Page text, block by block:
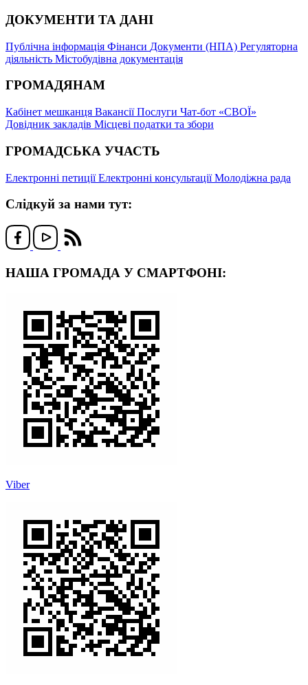
ДОКУМЕНТИ ТА ДАНІ
Публічна інформація Фінанси Документи (НПА) Регуляторна
діяльність Містобудівна документація
ГРОМАДЯНАМ
Кабінет мешканця ВакансіїПослуги Чат-бот «СВОЇ»
Довідник закладів Місцеві податки та збори
ГРОМАДСЬКА УЧАСТЬ
Електронні петиціїЕлектронні консультаціїМолодіжна рада
Слідкуй за нами тут:
НАША ГРОМАДА У СМАРТФОНІ:
Viber